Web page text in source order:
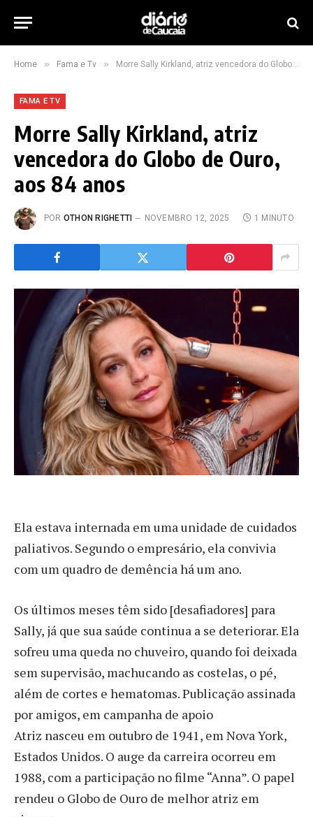
Home » Fama e Tv » Morre Sally Kirkland, atriz vencedora do Globo de Ouro, aos 84 anos
FAMA E TV
Morre Sally Kirkland, atriz
vencedora do Globo de Ouro,
aos 84 anos
POR OTHON RIGHETTI NOVEMBRO 12, 2025 1 MINUTO
Ela estava internada em uma unidade de cuidados
paliativos. Segundo o empresário, ela convivia
com um quadro de demência há um ano.
Os últimos meses têm sido [desafiadores] para
Sally, já que sua saúde continua a se deteriorar. Ela
sofreu uma queda no chuveiro, quando foi deixada
sem supervisão, machucando as costelas, o pé,
além de cortes e hematomas. Publicação assinada
por amigos, em campanha de apoio
Atriz nasceu em outubro de 1941, em Nova York,
Estados Unidos. O auge da carreira ocorreu em
1988, com a participação no filme “Anna”. O papel
rendeu o Globo de Ouro de melhor atriz em